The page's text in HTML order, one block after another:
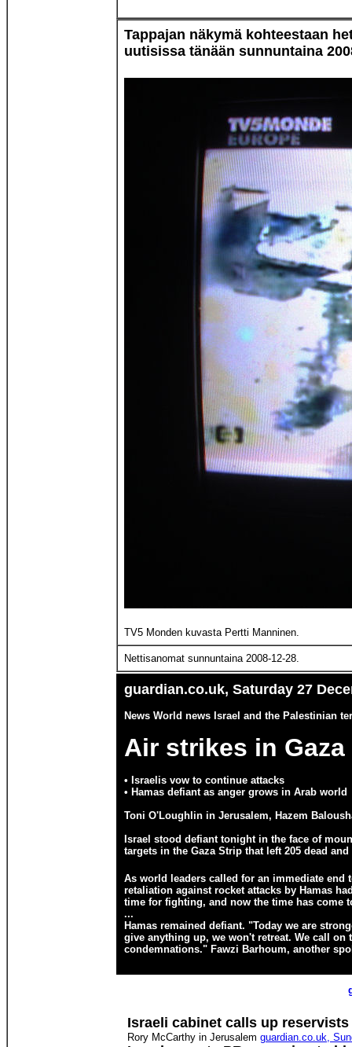
Tappajan näkymä kohteestaan
uutisissa tänään sunnuntaina
TV5 Monden kuvasta Pertti Manninen.
Nettisanomat sunnuntaina 2008-12-28.
guardian.co.uk, Saturday 27
News World news Israel and the Palestinian
Air strikes in
• Israelis vow to continue attacks
• Hamas defiant as anger grows in Arab world
Toni O'Loughlin in Jerusalem, Hazem
Israel stood defiant tonight in the face of
targets in the Gaza Strip that left 205 dead
As world leaders called for an immediate end
retaliation against rocket attacks by Hamas
time for fighting, and now the time has come
...
Hamas remained defiant. "Today we are
give anything up, we won't retreat. We call
condemnations." Fawzi Barhoum, another
Israeli cabinet calls up
Rory McCarthy in Jerusalem guardian.co.uk,